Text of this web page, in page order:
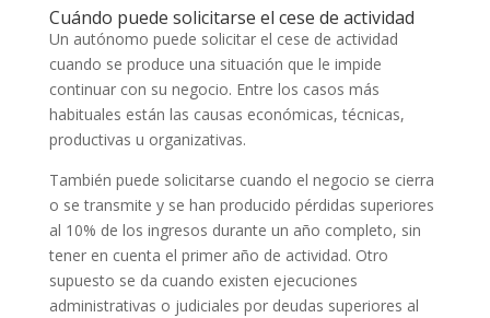
Cuándo puede solicitarse el cese de actividad
Un autónomo puede solicitar el cese de actividad
cuando se produce una situación que le impide
continuar con su negocio. Entre los casos más
habituales están las causas económicas, técnicas,
productivas u organizativas.
También puede solicitarse cuando el negocio se cierra
o se transmite y se han producido pérdidas superiores
al 10% de los ingresos durante un año completo, sin
tener en cuenta el primer año de actividad. Otro
supuesto se da cuando existen ejecuciones
administrativas o judiciales por deudas superiores al